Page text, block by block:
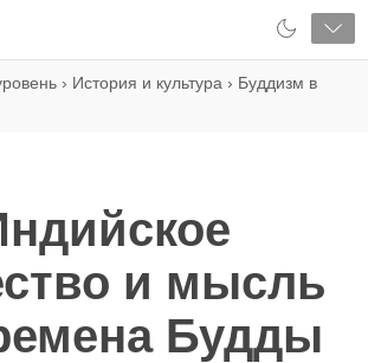
› История и культура › Буддизм в
и мысль
Будды